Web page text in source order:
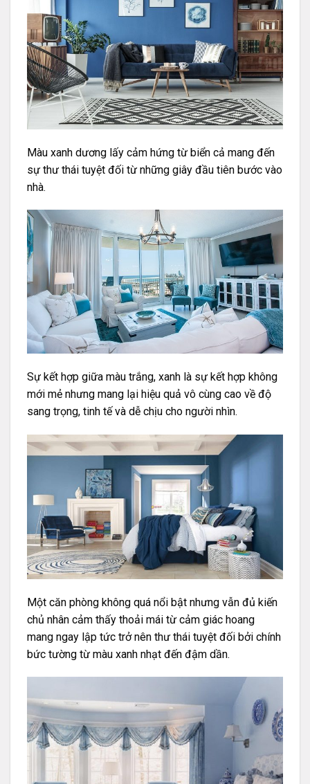
Màu xanh dương lấy cảm hứng từ biển cả mang đến
sự thư thái tuyệt đối từ những giây đầu tiên bước vào
nhà.
Sự kết hợp giữa màu trắng, xanh là sự kết hợp không
mới mẻ nhưng mang lại hiệu quả vô cùng cao về độ
sang trọng, tinh tế và dễ chịu cho người nhìn.
Một căn phòng không quá nổi bật nhưng vẫn đủ kiến
chủ nhân cảm thấy thoải mái từ cảm giác hoang
mang ngay lập tức trở nên thư thái tuyệt đối bởi chính
bức tường từ màu xanh nhạt đến đậm dần.